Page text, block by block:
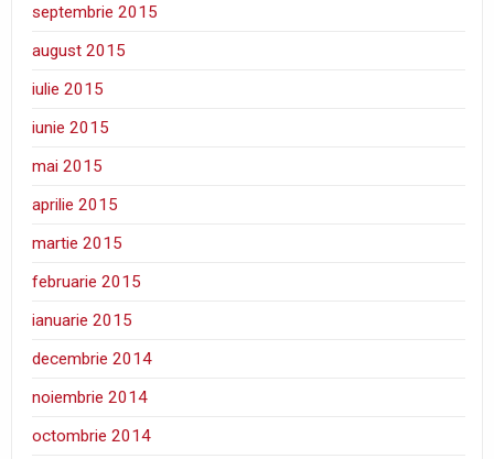
septembrie 2015
august 2015
iulie 2015
iunie 2015
mai 2015
aprilie 2015
martie 2015
februarie 2015
ianuarie 2015
decembrie 2014
noiembrie 2014
octombrie 2014